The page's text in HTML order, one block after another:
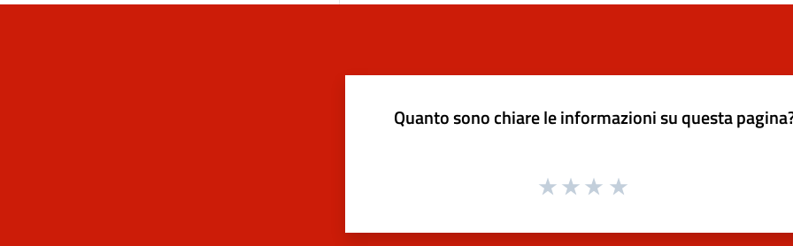
Quanto sono chiare le informazioni su questa